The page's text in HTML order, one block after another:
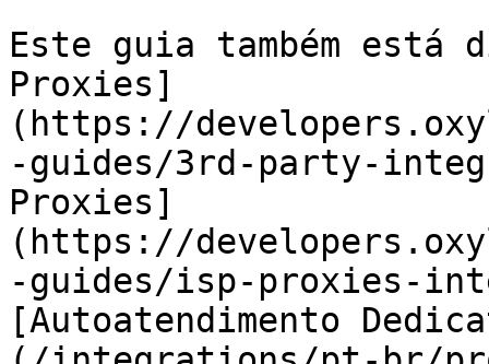
Este guia também
Proxies]
(https://
-guides/3rd-party-
Proxies]
(https://
-guides/isp-proxies-
[Autoatendimento